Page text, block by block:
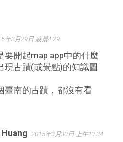
年3月29日 凌晨4:29
要開起map app中的什麼
現古蹟(或景點)的知識圖
臺南的古蹟，都沒有看
2015年3月30日 上午10:34